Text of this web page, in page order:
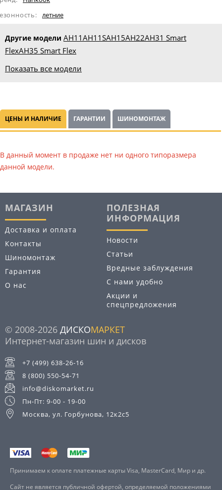
летние
Другие модели AH11AH11SAH15AH22AH31 Smart
FlexAH35 Smart Flex
Показать все модели
ЦЕНЫ И НАЛИЧИЕ ГАРАНТИИ ШИНОМОНТАЖ
В данный момент в продаже нет ни одного типоразмера
данной модели.
МАГАЗИН
Доставка и оплата
Контакты
Шиномонтаж
Гарантия
О нас
ПОЛЕЗНАЯ
ИНФОРМАЦИЯ
Новости
Статьи
Вредные заблуждения
С нами удобно
Акции и
спецпредложения
© 2008-2026 ДИСКОМАРКЕТ
Интернет-магазин шин и дисков
+7 (499) 638-26-16
8 (800) 550-54-71
info@diskomarket.ru
Пн-Пт: 9-00 - 19-00
Москва, ул. Горбунова, 12к2с5
Принимаем к оплате платежные карты Visa, MasterCard, Мир и др.
Сайт не является публичной офертой, определяемой положениями